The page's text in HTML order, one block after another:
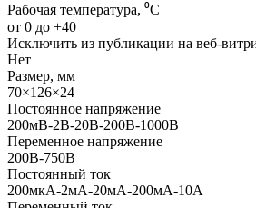
Рабочая температура, ⁰С
от 0 до +40
Исключить из публикации на веб-
Нет
Размер, мм
70×126×24
Постоянное напряжение
200мВ-2В-20В-200В-1000В
Переменное напряжение
200В-750В
Постоянный ток
200мкА-2мА-20мА-200мА-10А